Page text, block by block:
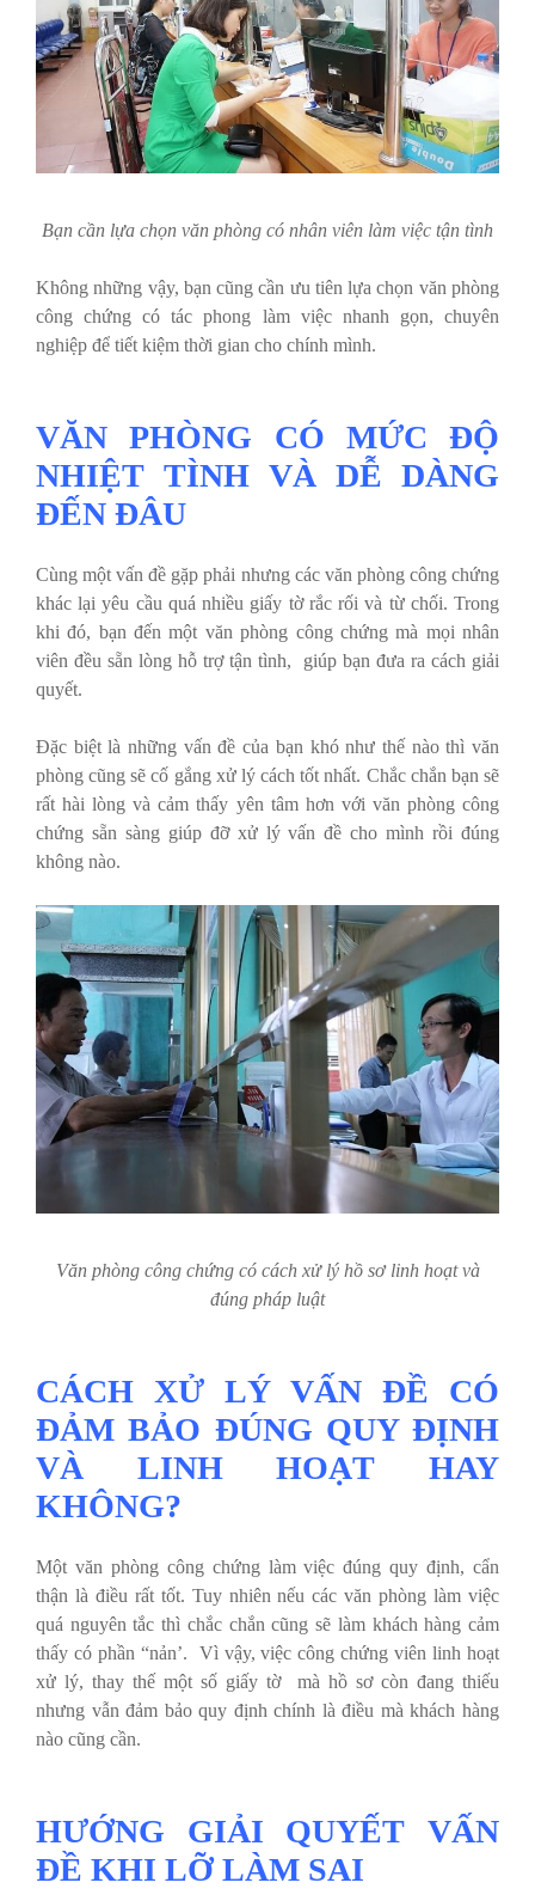
Bạn cần lựa chọn văn phòng có nhân viên làm việc tận tình
Không những vậy, bạn cũng cần ưu tiên lựa chọn văn phòng
công chứng có tác phong làm việc nhanh gọn, chuyên
nghiệp để tiết kiệm thời gian cho chính mình.
VĂN PHÒNG CÓ MỨC ĐỘ
NHIỆT TÌNH VÀ DỄ DÀNG
ĐẾN ĐÂU
Cùng một vấn đề gặp phải nhưng các văn phòng công chứng
khác lại yêu cầu quá nhiều giấy tờ rắc rối và từ chối. Trong
khi đó, bạn đến một văn phòng công chứng mà mọi nhân
viên đều sẵn lòng hỗ trợ tận tình, giúp bạn đưa ra cách giải
quyết.
Đặc biệt là những vấn đề của bạn khó như thế nào thì văn
phòng cũng sẽ cố gắng xử lý cách tốt nhất. Chắc chắn bạn sẽ
rất hài lòng và cảm thấy yên tâm hơn với văn phòng công
chứng sẵn sàng giúp đỡ xử lý vấn đề cho mình rồi đúng
không nào.
Văn phòng công chứng có cách xử lý hồ sơ linh hoạt và
đúng pháp luật
CÁCH XỬ LÝ VẤN ĐỀ CÓ
ĐẢM BẢO ĐÚNG QUY ĐỊNH
VÀ LINH HOẠT HAY
KHÔNG?
Một văn phòng công chứng làm việc đúng quy định, cẩn
thận là điều rất tốt. Tuy nhiên nếu các văn phòng làm việc
quá nguyên tắc thì chắc chắn cũng sẽ làm khách hàng cảm
thấy có phần “nản’. Vì vậy, việc công chứng viên linh hoạt
xử lý, thay thế một số giấy tờ mà hồ sơ còn đang thiếu
nhưng vẫn đảm bảo quy định chính là điều mà khách hàng
nào cũng cần.
HƯỚNG GIẢI QUYẾT VẤN
ĐỀ KHI LỠ LÀM SAI